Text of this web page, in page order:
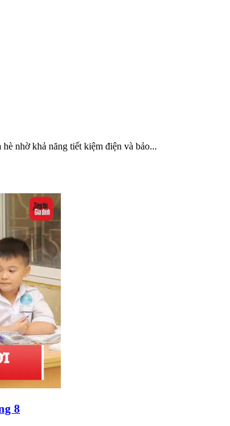
nhờ khả năng tiết kiệm điện và bảo...
8